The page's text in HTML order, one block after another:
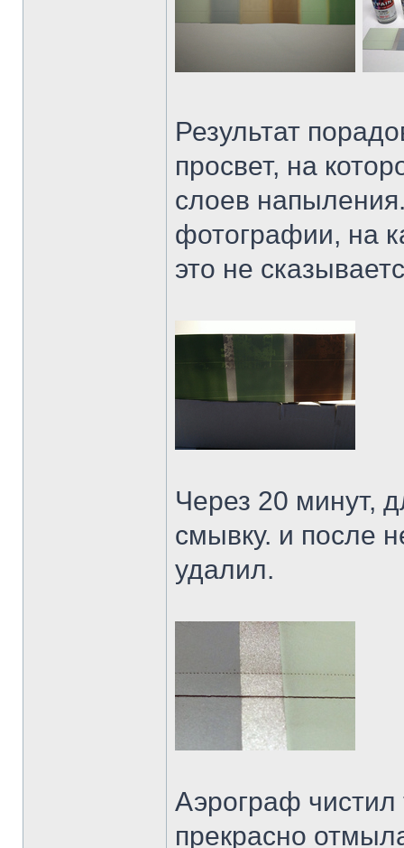
Результат
просвет, на
слоев
фотографии, на
это не
Через 20 минут,
смывку. и после
удалил.
Аэрограф чистил
прекрасно